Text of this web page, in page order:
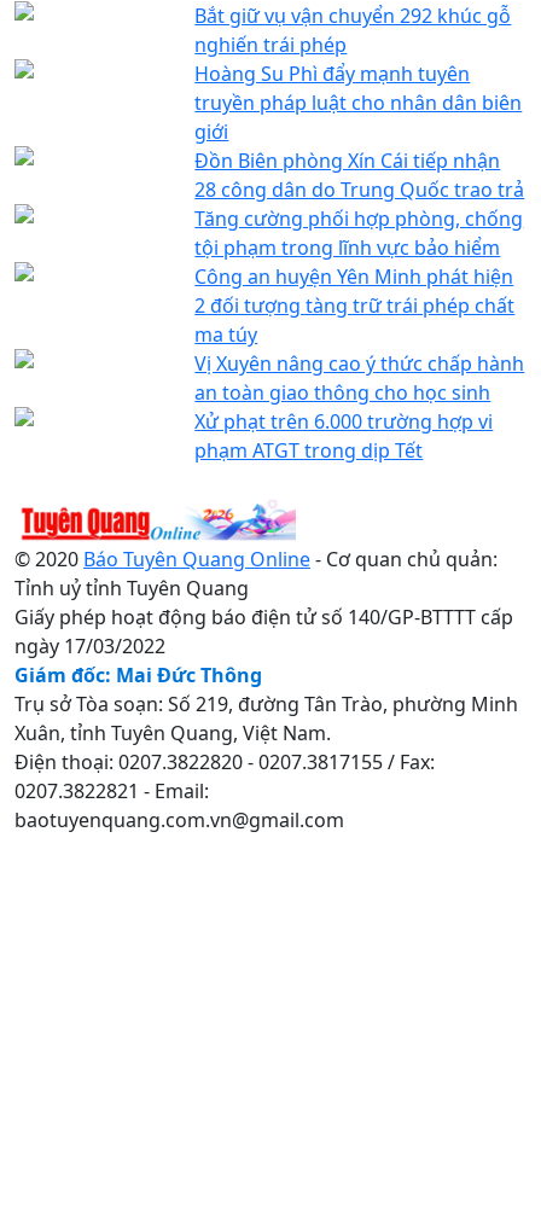
Bắt giữ vụ vận chuyển 292 khúc gỗ
nghiến trái phép
Hoàng Su Phì đẩy mạnh tuyên
truyền pháp luật cho nhân dân biên
giới
Đồn Biên phòng Xín Cái tiếp nhận
28 công dân do Trung Quốc trao trả
Tăng cường phối hợp phòng, chống
tội phạm trong lĩnh vực bảo hiểm
Công an huyện Yên Minh phát hiện
2 đối tượng tàng trữ trái phép chất
ma túy
Vị Xuyên nâng cao ý thức chấp hành
an toàn giao thông cho học sinh
Xử phạt trên 6.000 trường hợp vi
phạm ATGT trong dịp Tết
© 2020 Báo Tuyên Quang Online- Cơ quan chủ quản:
Tỉnh uỷ tỉnh Tuyên Quang
Giấy phép hoạt động báo điện tử số 140/GP-BTTTT cấp
ngày 17/03/2022
Giám đốc: Mai Đức Thông
Trụ sở Tòa soạn: Số 219, đường Tân Trào, phường Minh
Xuân, tỉnh Tuyên Quang, Việt Nam.
Điện thoại: 0207.3822820 - 0207.3817155 / Fax:
0207.3822821 - Email:
baotuyenquang.com.vn@gmail.com